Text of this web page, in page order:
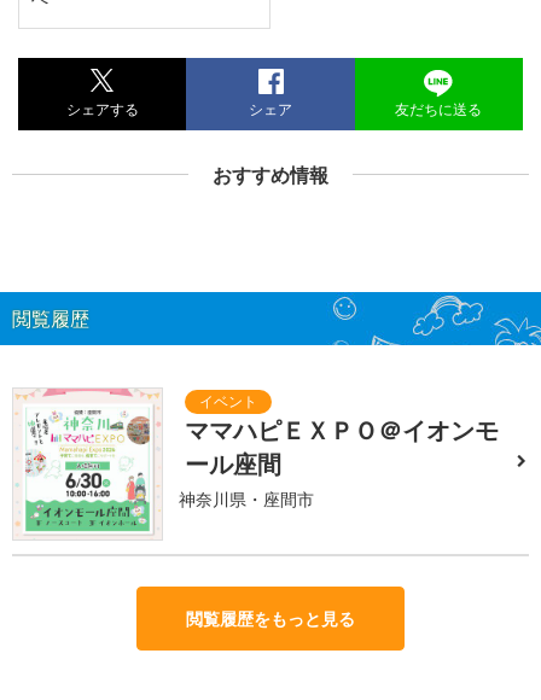
シェアする シェア 友だちに送る
おすすめ情報
閲覧履歴
ママハピＥＸＰＯ＠イオンモ
ール座間
神奈川県・座間市
閲覧履歴をもっと見る